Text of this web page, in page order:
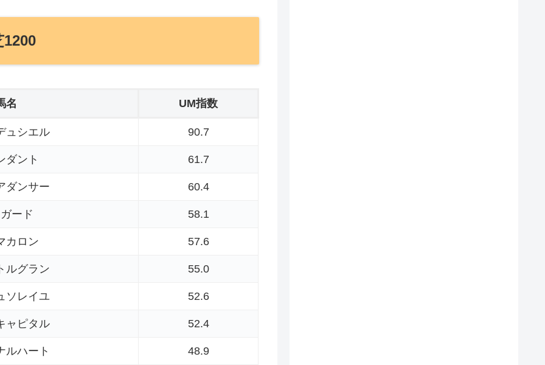
名 UM指数
ュシエル 90.7
ダント 61.7
ダンサー 60.4
ード 58.1
カロン 57.6
ルグラン 55.0
ソレイユ 52.6
ャピタル 52.4
ルハート 48.9